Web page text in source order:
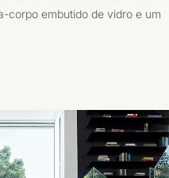
corpo embutido de vidro e um